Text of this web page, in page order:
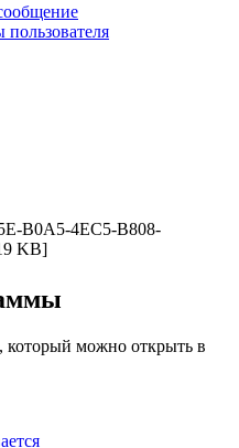
пользователя
B0A5-4EC5-B808-
KB]
который можно открыть в